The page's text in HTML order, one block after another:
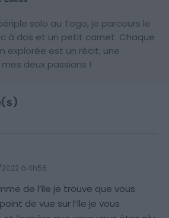
solo au Togo, je parcours le
à dos et un petit carnet. Chaque
explorée est un récit, une
deux passions !
2022 à 4h56
de l’île je trouve que vous
de vue sur l’île je vous